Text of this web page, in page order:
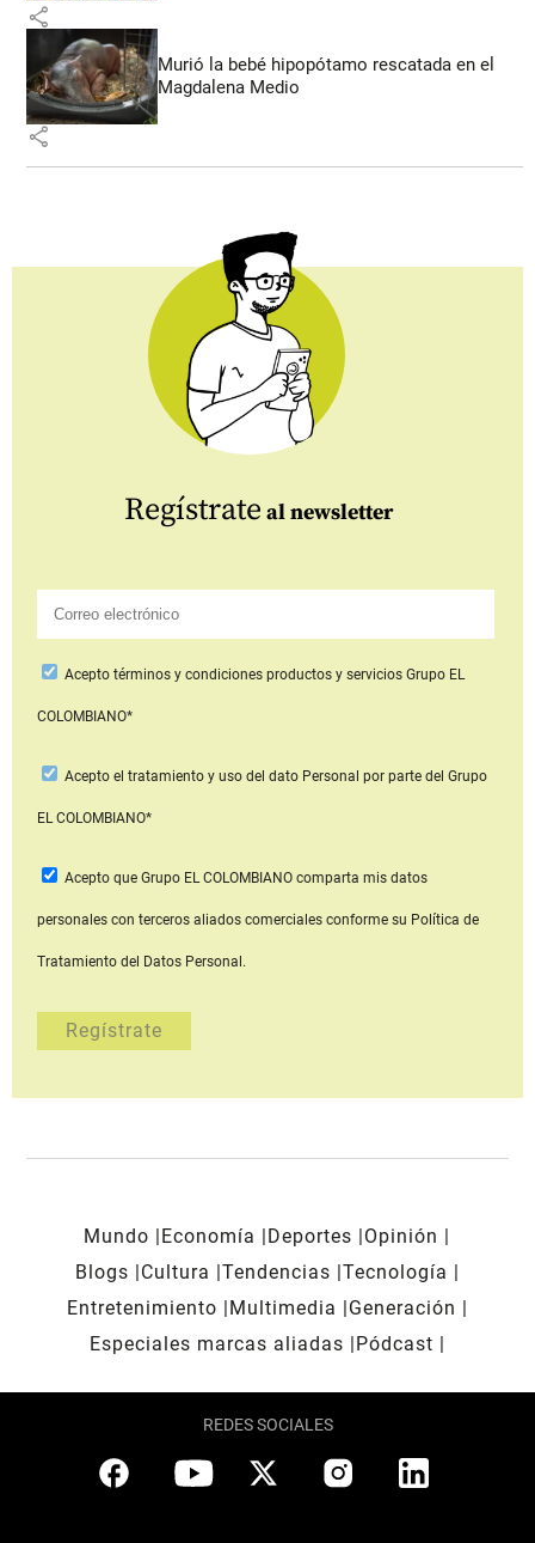
share
Murió la bebé hipopótamo rescatada en el
Magdalena Medio
share
Regístrate al newsletter
Aceptotérminos y condiciones productos y serviciosGrupo EL
COLOMBIANO*
Acepto el tratamiento y uso del dato Personal por parte del Grupo
EL COLOMBIANO*
Acepto que Grupo EL COLOMBIANOcomparta mis datos
personales con terceros aliados comerciales conforme su Política de
Tratamiento del Datos Personal.
Mundo Economía Deportes
Opinión
Blogs
Cultura Tendencias Tecnología
Entretenimiento
Multimedia
Generación
Especiales marcas aliadas
Pódcast
REDES SOCIALES